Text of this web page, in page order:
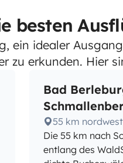
besten
ein idealer
zu erkunden. Hier
Bad
55 km
Die 55 km nach
entlang des